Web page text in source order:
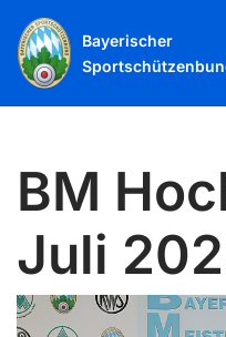
Bayerischer
BM
Juli